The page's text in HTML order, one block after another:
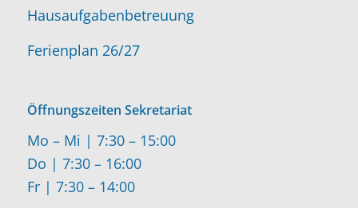
Hausaufgabenbetreuung
Ferienplan 26/27
Öffnungszeiten Sekretariat
Mo – Mi | 7:30 – 15:00
Do | 7:30 – 16:00
Fr | 7:30 – 14:00